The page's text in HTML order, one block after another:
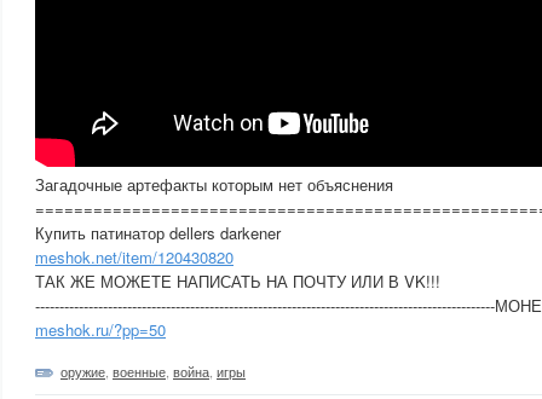
Загадочные артефакты которым нет объяснения
Купить патинатор dellers darkener
meshok.net/item/120430820
ТАК ЖЕ МОЖЕТЕ НАПИСАТЬ НА ПОЧТУ ИЛИ В VK!!!
meshok.ru/?pp=50
оружие военные война игры